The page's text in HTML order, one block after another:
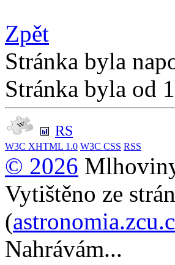
Zpět
Stránka byla
Stránka byla od
RS
W3C XHTML 1.0 W3C CSS RSS
© 2026
Vytištěno ze
(
Nahrávám...